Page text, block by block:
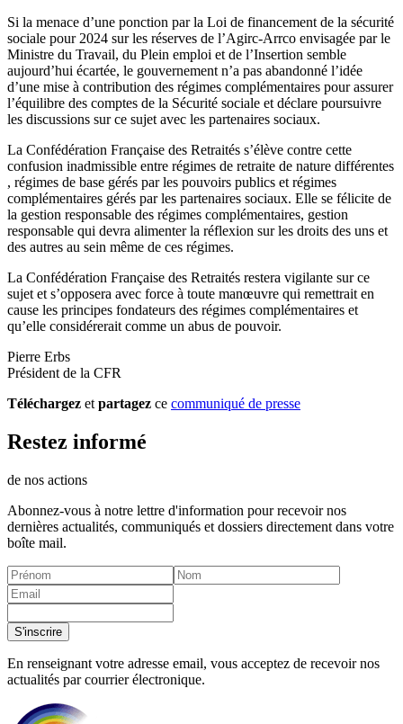
Si la menace d’une ponction par la Loi de financement de la sécurité
sociale pour 2024 sur les réserves de l’Agirc-Arrco envisagée par le
Ministre du Travail, du Plein emploi et de l’Insertion semble
aujourd’hui écartée, le gouvernement n’a pas abandonné l’idée
d’une mise à contribution des régimes complémentaires pour assurer
l’équilibre des comptes de la Sécurité sociale et déclare poursuivre
les discussions sur ce sujet avec les partenaires sociaux.
La Confédération Française des Retraités s’élève contre cette
confusion inadmissible entre régimes de retraite de nature différentes
, régimes de base gérés par les pouvoirs publics et régimes
complémentaires gérés par les partenaires sociaux. Elle se félicite de
la gestion responsable des régimes complémentaires, gestion
responsable qui devra alimenter la réflexion sur les droits des uns et
des autres au sein même de ces régimes.
La Confédération Française des Retraités restera vigilante sur ce
sujet et s’opposera avec force à toute manœuvre qui remettrait en
cause les principes fondateurs des régimes complémentaires et
qu’elle considérerait comme un abus de pouvoir.
Pierre Erbs
Président de la CFR
Téléchargez et partagez ce communiqué de presse
Restez informé
de nos actions
Abonnez-vous à notre lettre d'information pour recevoir nos
dernières actualités, communiqués et dossiers directement dans votre
boîte mail.
S'inscrire
En renseignant votre adresse email, vous acceptez de recevoir nos
actualités par courrier électronique.